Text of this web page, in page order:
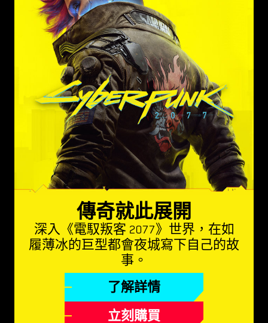
傳奇就此展開
深入《電馭叛客 2077》世界，在如
履薄冰的巨型都會夜城寫下自己的故
事。
了解詳情
立刻購買